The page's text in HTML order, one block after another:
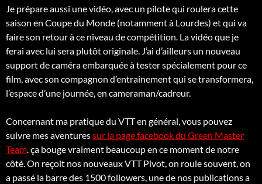
Je prépare aussi une vidéo, avec un pilote qui roulera cette
saison en Coupe du Monde (notamment à Lourdes) et qui va
faire son retour à ce niveau de compétition. La vidéo que je
ferai avec lui sera plutôt originale. J’ai d’ailleurs un nouveau
support de caméra embarquée à tester spécialement pour ce
film, avec son compagnon d’entrainement qui se transformera,
l’espace d’une journée, en cameraman/cadreur.
Concernant ma pratique du VTT en général, vous pouvez
suivre mes aventuressur la page facebook du Green Master
Team. ça bouge vraiment beaucoup en ce moment de notre
côté. On reçoit nos nouveaux VTT Pivot, on roule souvent, on
a passé la barre des 1500 followers, une de nos publications a